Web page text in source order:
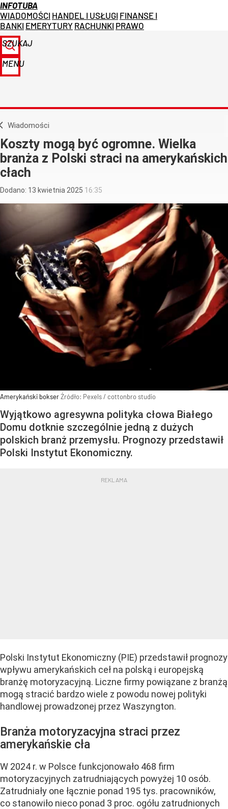
INFOTUBA
WIADOMOŚCI HANDEL I USŁUGI FINANSE I
BANKI EMERYTURY RACHUNKI PRAWO
SZUKAJ
MENU
Wiadomości
Koszty mogą być ogromne. Wielka
branża z Polski straci na amerykańskich
cłach
Dodano: 13 kwietnia 2025 16:35
Amerykański bokserŹródło: Pexels/ cottonbro studio
Wyjątkowo agresywna polityka cłowa Białego
Domu dotknie szczególnie jedną z dużych
polskich branż przemysłu. Prognozy przedstawił
Polski Instytut Ekonomiczny.
Polski Instytut Ekonomiczny (PIE) przedstawił prognozy
wpływu amerykańskich ceł na polską i europejską
branżę motoryzacyjną. Liczne firmy powiązane z branżą
mogą stracić bardzo wiele z powodu nowej polityki
handlowej prowadzonej przez Waszyngton.
Branża motoryzacyjna straci przez
amerykańskie cła
W 2024 r. w Polsce funkcjonowało 468 firm
motoryzacyjnych zatrudniających powyżej 10 osób.
Zatrudniały one łącznie ponad 195 tys. pracowników,
co stanowiło nieco ponad 3 proc. ogółu zatrudnionych